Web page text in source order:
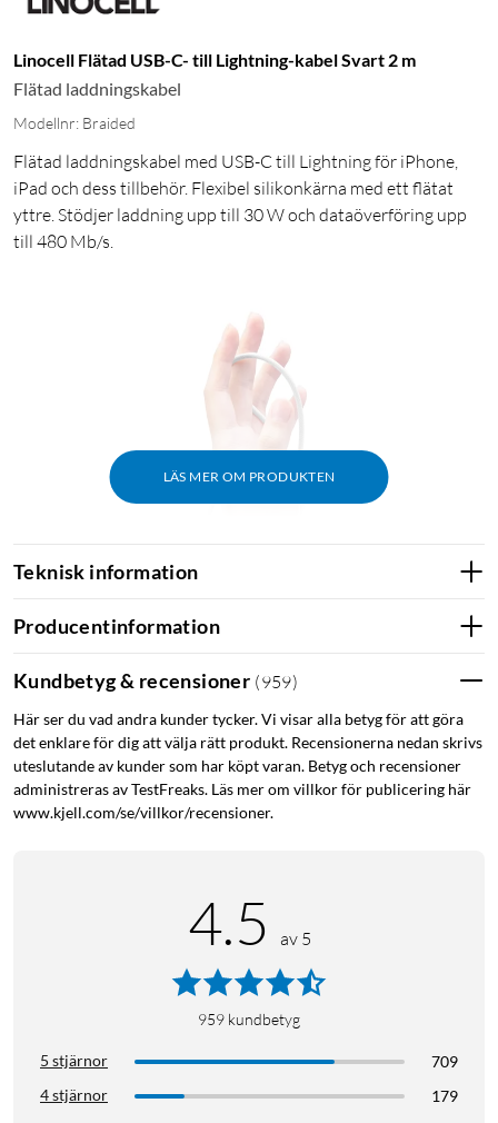
Linocell Flätad USB-C- till Lightning-kabel Svart 2 m
Flätad laddningskabel
Modellnr: Braided
Flätad laddningskabel med USB-C till Lightning för iPhone,
iPad och dess tillbehör. Flexibel silikonkärna med ett flätat
yttre. Stödjer laddning upp till 30 W och dataöverföring upp
till 480 Mb/s.
LÄS MER OM PRODUKTEN
Teknisk information
Producentinformation
Kundbetyg & recensioner (959)
Här ser du vad andra kunder tycker. Vi visar alla betyg för att göra
det enklare för dig att välja rätt produkt. Recensionerna nedan skrivs
uteslutande av kunder som har köpt varan. Betyg och recensioner
administreras av TestFreaks. Läs mer om villkor för publicering här
www.kjell.com/se/villkor/recensioner.
4.5 av 5
959 kundbetyg
5 stjärnor
709
4 stjärnor
179